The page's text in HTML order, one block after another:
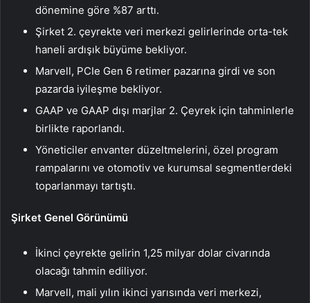
dönemine göre %87 arttı.
Şirket 2. çeyrekte veri merkezi gelirlerinde orta-tek
haneli ardışık büyüme bekliyor.
Marvell, PCIe Gen 6 retimer pazarına girdi ve son
pazarda iyileşme bekliyor.
GAAP ve GAAP dışı marjlar 2. Çeyrek için tahminlerle
birlikte raporlandı.
Yöneticiler envanter düzeltmelerini, özel program
rampalarını ve otomotiv ve kurumsal segmentlerdeki
toparlanmayı tartıştı.
Şirket Genel Görünümü
İkinci çeyrekte gelirin 1,25 milyar dolar civarında
olacağı tahmin ediliyor.
Marvell, mali yılın ikinci yarısında veri merkezi,